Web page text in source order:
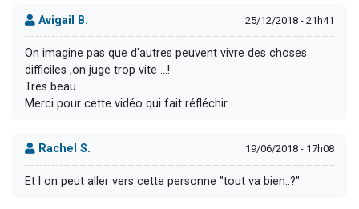
Avigail B. 25/12/2018 - 21h41
On imagine pas que d'autres peuvent vivre des choses
difficiles ,on juge trop vite ...!
Très beau
Merci pour cette vidéo qui fait réfléchir.
Rachel S. 19/06/2018 - 17h08
Et l on peut aller vers cette personne "tout va bien..?"